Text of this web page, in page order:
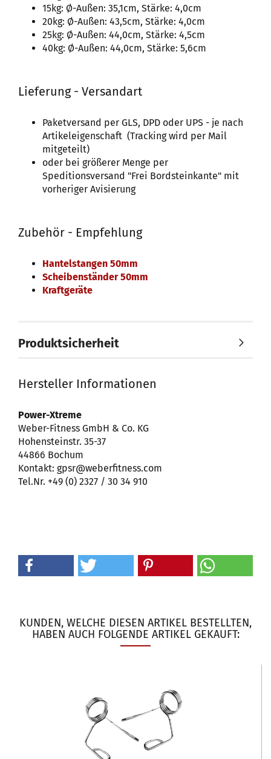
15kg: Ø-Außen: 35,1cm, Stärke: 4,0cm
20kg: Ø-Außen: 43,5cm, Stärke: 4,0cm
25kg: Ø-Außen: 44,0cm, Stärke: 4,5cm
40kg: Ø-Außen: 44,0cm, Stärke: 5,6cm
Lieferung - Versandart
Paketversand per GLS, DPD oder UPS - je nach
Artikeleigenschaft (Tracking wird per Mail
mitgeteilt)
oder bei größerer Menge per
Speditionsversand "Frei Bordsteinkante" mit
vorheriger Avisierung
Zubehör - Empfehlung
Hantelstangen 50mm
Scheibenständer 50mm
Kraftgeräte
Produktsicherheit
Hersteller Informationen
Power-Xtreme
Weber-Fitness GmbH & Co. KG
Hohensteinstr. 35-37
44866 Bochum
Kontakt: gpsr@weberfitness.com
Tel.Nr. +49 (0) 2327 / 30 34 910
KUNDEN, WELCHE DIESEN ARTIKEL BESTELLTEN,
HABEN AUCH FOLGENDE ARTIKEL GEKAUFT: